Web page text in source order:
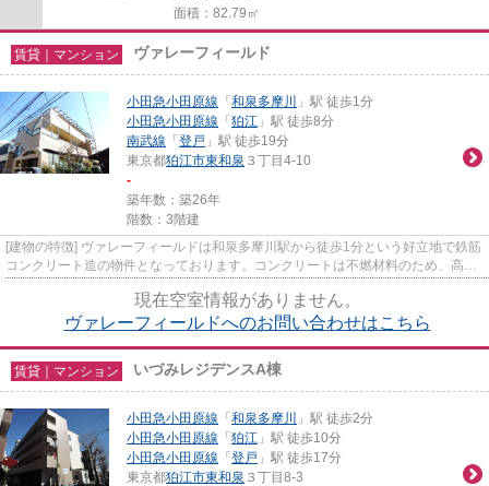
面積：82.79㎡
賃貸｜マンション ヴァレーフィールド
小田急小田原線 「和泉多摩川
」駅 徒歩1分
小田急小田原線 「狛江 」駅 徒歩8分
南武線 「登戸 」駅 徒歩19分
東京都狛江市東和泉 ３丁目4-10
-
築年数：築26年
階数：3階建
[建物の特徴] ヴァレーフィールドは和泉多摩川駅から徒歩1分という好立地で鉄筋
コンクリート造の物件となっております。コンクリートは不燃材料のため、高い
耐火性を備え、耐火性に優...
現在空室情報がありません。
ヴァレーフィールドへのお問い合わせはこちら
賃貸｜マンション いづみレジデンスA棟
小田急小田原線 「和泉多摩川
」駅 徒歩2分
小田急小田原線 「狛江 」駅 徒歩10分
小田急小田原線 「登戸 」駅 徒歩17分
東京都狛江市東和泉 ３丁目8-3